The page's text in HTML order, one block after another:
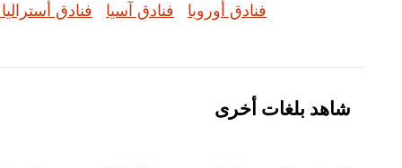
فنادق أوروبا فنادق آسيا فنادق
شاهد بلغات أخرى